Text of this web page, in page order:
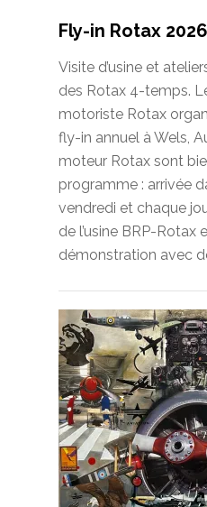
Fly-in Rotax 2026
Visite d’usine et
des Rotax 4-temps.
motoriste Rotax
fly-in annuel à Wels,
moteur Rotax sont
programme : arrivée
vendredi et chaque
de l’usine BRP-
démonstration avec